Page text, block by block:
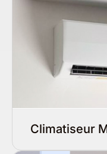
Climatiseur